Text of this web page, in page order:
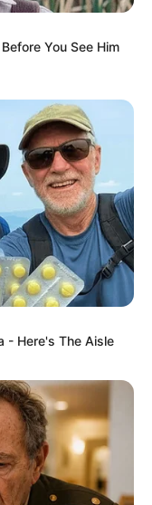
You See Him
- Here's The Aisle